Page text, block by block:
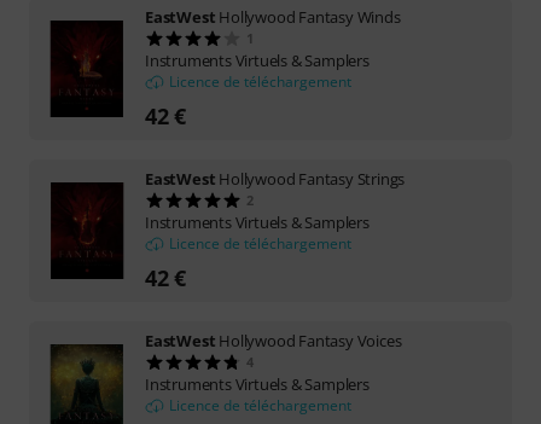
EastWest Hollywood Fantasy Winds
1
Instruments Virtuels & Samplers
Licence de téléchargement
42 €
EastWest Hollywood Fantasy Strings
2
Instruments Virtuels & Samplers
Licence de téléchargement
42 €
EastWest Hollywood Fantasy Voices
4
Instruments Virtuels & Samplers
Licence de téléchargement